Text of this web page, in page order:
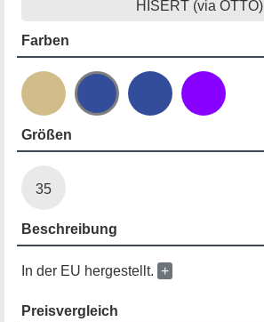
HISERT (via OTTO)
Farben
Größen
35
Beschreibung
In der EU hergestellt. +
Preisvergleich